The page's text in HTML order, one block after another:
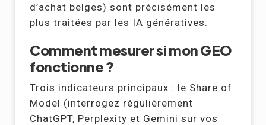
d’achat belges) sont précisément les
plus traitées par les IA génératives.
Comment mesurer si mon GEO
fonctionne ?
Trois indicateurs principaux : le Share of
Model (interrogez régulièrement
ChatGPT, Perplexity et Gemini sur vos